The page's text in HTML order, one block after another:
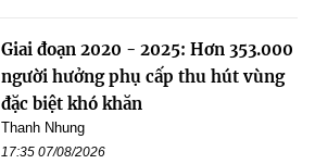
Giai đoạn 2020 - 2025: Hơn 353.000
người hưởng phụ cấp thu hút vùng
đặc biệt khó khăn
Thanh Nhung
17:35 07/08/2026